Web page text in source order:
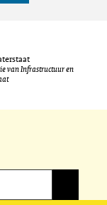
van Infrastructuur en